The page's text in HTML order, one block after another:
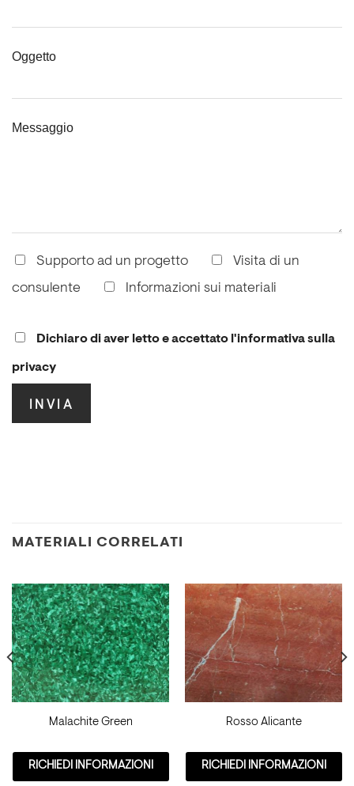
Oggetto
Messaggio
Supporto ad un progetto
Visita di un
consulente
Informazioni sui materiali
Dichiaro di aver letto e accettato l'informativa sulla
privacy
MATERIALI CORRELATI
Malachite Green
RICHIEDI INFORMAZIONI
Rosso Alicante
RICHIEDI INFORMAZIONI